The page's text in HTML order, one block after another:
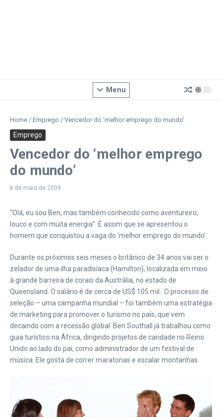
Menu
Home / Emprego / Vencedor do ‘melhor emprego do mundo’
Emprego
Vencedor do ‘melhor emprego
do mundo’
6 de maio de 2009
“Olá, eu sou Ben, mas também conhecido como aventureiro,
louco e com muita energia”. É assim que se apresentou o
homem que conquistou a vaga do ‘melhor emprego do mundo’.
Durante os próximos seis meses o britânico de 34 anos vai ser o
zelador de uma ilha paradisíaca (Hamilton), localizada em meio
à grande barreira de corais da Austrália, no estado de
Queensland. O salário é de cerca de US$ 105 mil. O processo de
seleção – uma campanha mundial – foi também uma estratégia
de marketing para promover o turismo no país, que vem
decaindo com a recessão global. Ben Southall já trabalhou como
guia turístico na África, dirigindo projetos de caridade no Reino
Unido ao lado do pai, como administrador de um festival de
música. Ele gosta de correr maratonas e escalar montanhas.